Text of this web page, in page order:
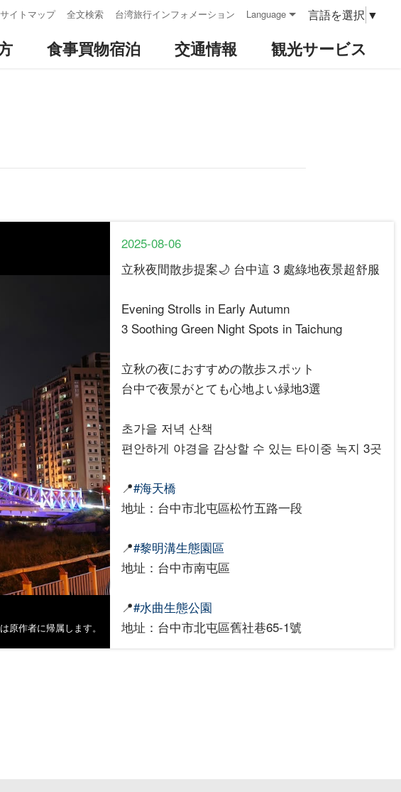
サイトマップ 全文検索 台湾旅行インフォメーション Language 言語を選択 ▼
食事買物宿泊 交通情報 観光サービス
作者に帰属します。
2025-08-06
立秋夜間散步提案🌙 台中這 3 處綠地夜景超舒服
Evening Strolls in Early Autumn
3 Soothing Green Night Spots in Taichung
立秋の夜におすすめの散歩スポット
台中で夜景がとても心地よい緑地3選
초가을 저녁 산책
편안하게 야경을 감상할 수 있는 타이중 녹지 3곳
📍#海天橋
地址：台中市北屯區松竹五路一段
📍#黎明溝生態園區
地址：台中市南屯區
📍#水曲生態公園
地址：台中市北屯區舊社巷65-1號